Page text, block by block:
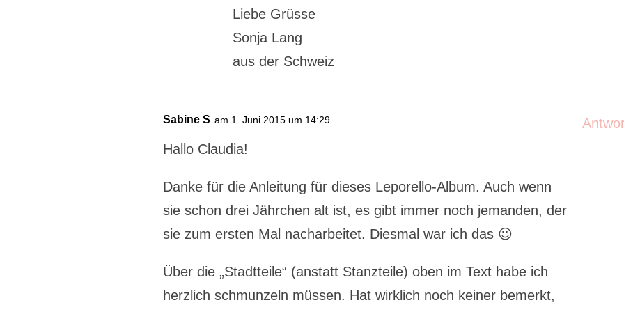
Liebe Grüsse
Sonja Lang
aus der Schweiz
Sabine S am 1. Juni 2015 um 14:29
Hallo Claudia!
Danke für die Anleitung für dieses Leporello-Album. Auch wenn
sie schon drei Jährchen alt ist, es gibt immer noch jemanden, der
sie zum ersten Mal nacharbeitet. Diesmal war ich das 😉
Über die „Stadtteile“ (anstatt Stanzteile) oben im Text habe ich
herzlich schmunzeln müssen. Hat wirklich noch keiner bemerkt,